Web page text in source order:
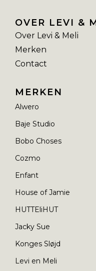
OVER LEVI &
Over Levi & Meli
Merken
Contact
MERKEN
Alwero
Baje Studio
Bobo Choses
Cozmo
Enfant
House of Jamie
HUTTEliHUT
Jacky Sue
Konges Sløjd
Levi en Meli